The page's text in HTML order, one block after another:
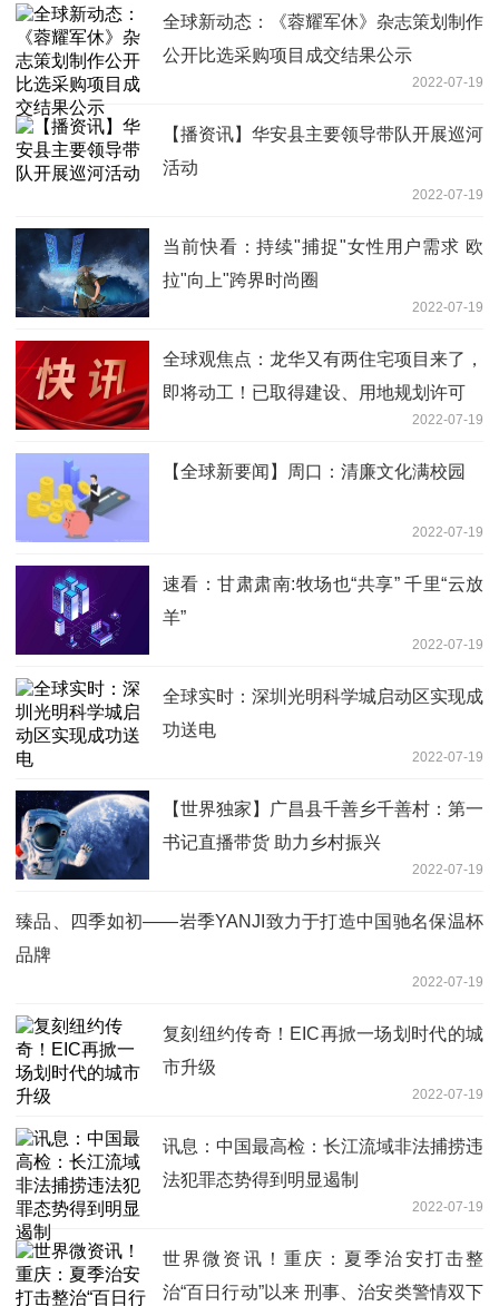
全球新动态：《蓉耀军休》杂志策划制作
公开比选采购项目成交结果公示
2022-07-19
【播资讯】华安县主要领导带队开展巡河
活动
2022-07-19
当前快看：持续"捕捉"女性用户需求 欧
拉"向上"跨界时尚圈
2022-07-19
全球观焦点：龙华又有两住宅项目来了，
即将动工！已取得建设、用地规划许可
2022-07-19
【全球新要闻】周口：清廉文化满校园
2022-07-19
速看：甘肃肃南:牧场也“共享” 千里“云放
羊”
2022-07-19
全球实时：深圳光明科学城启动区实现成
功送电
2022-07-19
【世界独家】广昌县千善乡千善村：第一
书记直播带货 助力乡村振兴
2022-07-19
臻品、四季如初——岩季YANJI致力于打造中国驰名保温杯
品牌
2022-07-19
复刻纽约传奇！EIC再掀一场划时代的城
市升级
2022-07-19
讯息：中国最高检：长江流域非法捕捞违
法犯罪态势得到明显遏制
2022-07-19
世界微资讯！重庆：夏季治安打击整
治“百日行动”以来 刑事、治安类警情双下